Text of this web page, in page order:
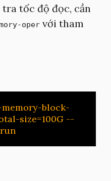
tra tốc độ đọc, cần
oper với tham
block-
size=100G --